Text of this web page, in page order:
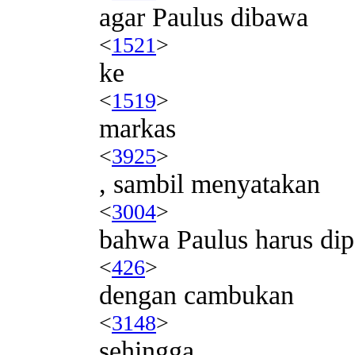
agar Paulus dibawa
<1521>
ke
<1519>
markas
<3925>
, sambil menyatakan
<3004>
bahwa Paulus harus
<426>
dengan cambukan
<3148>